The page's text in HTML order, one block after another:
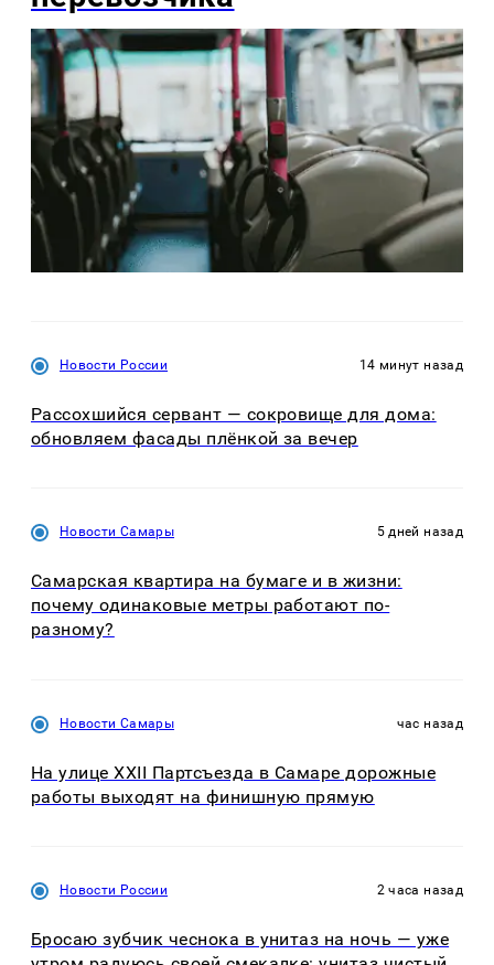
Новости России 14 минут назад
Рассохшийся сервант — сокровище для дома:
обновляем фасады плёнкой за вечер
Новости Самары 5 дней назад
Самарская квартира на бумаге и в жизни:
почему одинаковые метры работают по-
разному?
Новости Самары час назад
На улице XXII Партсъезда в Самаре дорожные
работы выходят на финишную прямую
Новости России 2 часа назад
Бросаю зубчик чеснока в унитаз на ночь — уже